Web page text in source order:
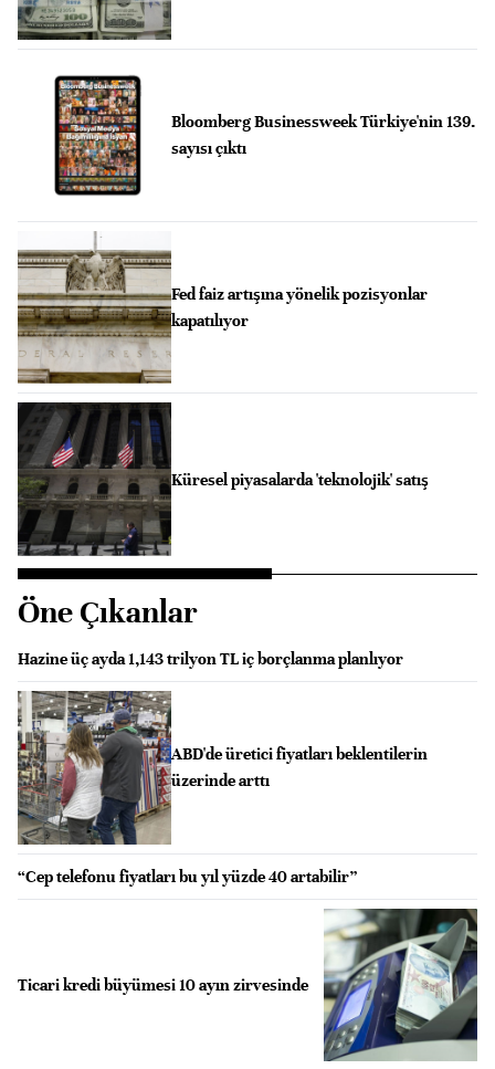
Bloomberg Businessweek Türkiye'nin 139.
sayısı çıktı
Fed faiz artışına yönelik pozisyonlar
kapatılıyor
Küresel piyasalarda 'teknolojik' satış
Öne Çıkanlar
Hazine üç ayda 1,143 trilyon TL iç borçlanma planlıyor
ABD'de üretici fiyatları beklentilerin
üzerinde arttı
“Cep telefonu fiyatları bu yıl yüzde 40 artabilir”
Ticari kredi büyümesi 10 ayın zirvesinde